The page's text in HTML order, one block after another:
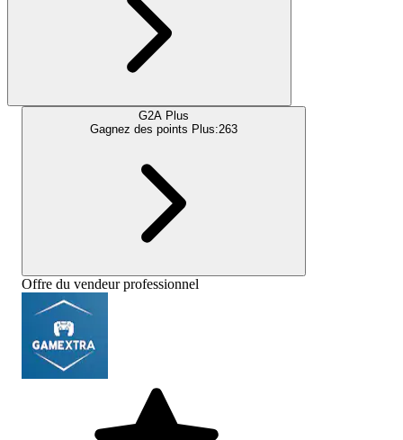
G2A Plus
Gagnez des points Plus:263
Offre du vendeur professionnel